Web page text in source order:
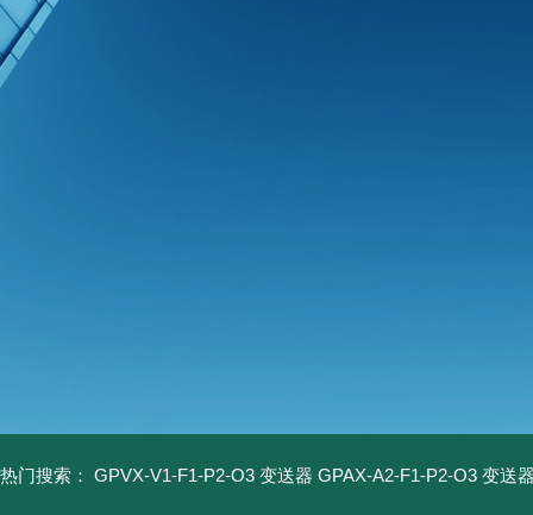
热门搜索： GPVX-V1-F1-P2-O3 变送器 GPAX-A2-F1-P2-O3 变送